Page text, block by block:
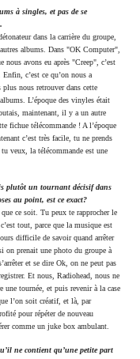
à singles, et pas de se
dans la carrière du groupe,
albums. Dans "OK Computer",
avons eu après "Creep", c’est
c’est ce qu’on nous a
nous retrouver dans cette
L’époque des vinyles était
maintenant, il y a un autre
fichue télécommande ! A l’époque
c’est très facile, tu ne prends
veux, la télécommande est une
plutôt un tournant décisif dans
au point, est ce exact?
ce soit. Tu peux te rapprocher le
tout, parce que la musique est
difficile de savoir quand arrêter
on prenait une photo du groupe à
et se dire Ok, on ne peut pas
Et nous, Radiohead, nous ne
une tournée, et puis revenir à la case
l’on soit créatif, et là, par
pour répéter de nouveau
comme un juke box ambulant.
ne contient qu’une petite part